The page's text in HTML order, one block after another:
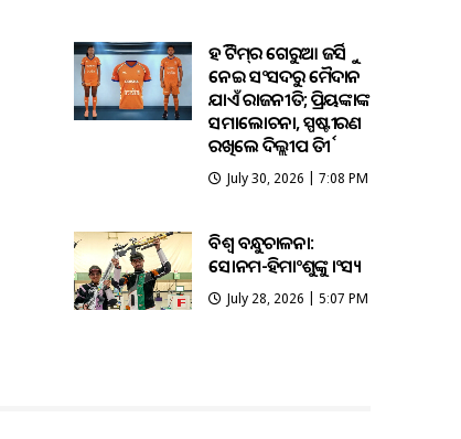
ହକି ଟିମ୍‌ର ଗେରୁଆ ଜର୍ସିକୁ
ନେଇ ସଂସଦରୁ ମୈଦାନ
ଯାଏଁ ରାଜନୀତି; ପ୍ରିୟଙ୍କାଙ୍କ
ସମାଲୋଚନା, ସ୍ପଷ୍ଟୀକରଣ
ରଖିଲେ ଦିଲ୍ଲୀପ ତିର୍କୀ
July 30, 2026 | 7:08 PM
ବିଶ୍ବ ବନ୍ଧୁକଚାଳନା:
ସୋନମ-ହିମାଂଶୁଙ୍କୁ କାଂସ୍ୟ
July 28, 2026 | 5:07 PM